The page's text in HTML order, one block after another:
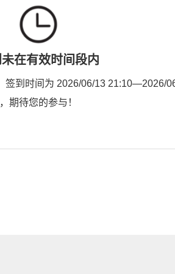
在有效时间段内
签到时间为 2026/06/13 21:10—2026/
，期待您的参与！